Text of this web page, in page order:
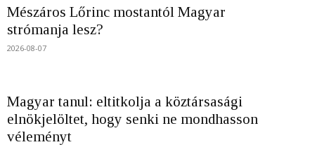
Mészáros Lőrinc mostantól Magyar
strómanja lesz?
2026-08-07
Magyar tanul: eltitkolja a köztársasági
elnökjelöltet, hogy senki ne mondhasson
véleményt